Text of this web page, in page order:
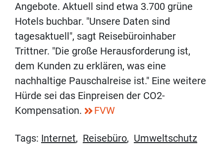
Angebote. Aktuell sind etwa 3.700 grüne
Hotels buchbar. "Unsere Daten sind
tagesaktuell", sagt Reisebüroinhaber
Trittner. "Die große Herausforderung ist,
dem Kunden zu erklären, was eine
nachhaltige Pauschalreise ist." Eine weitere
Hürde sei das Einpreisen der CO2-
Kompensation.
FVW
Tags: Internet, Reisebüro, Umweltschutz